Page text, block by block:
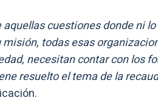
aquellas cuestiones donde ni
todas esas
necesitan contar con los
resuelto el tema de la